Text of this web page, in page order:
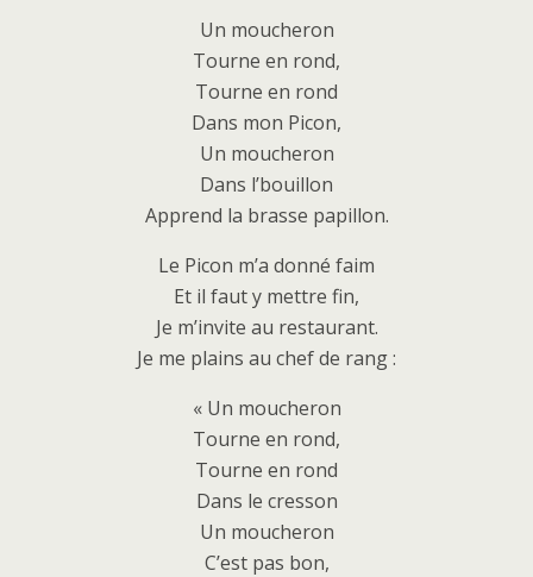
Un moucheron
Tourne en rond,
Tourne en rond
Dans mon Picon,
Un moucheron
Dans l’bouillon
Apprend la brasse papillon.
Le Picon m’a donné faim
Et il faut y mettre fin,
Je m’invite au restaurant.
Je me plains au chef de rang :
« Un moucheron
Tourne en rond,
Tourne en rond
Dans le cresson
Un moucheron
C’est pas bon,